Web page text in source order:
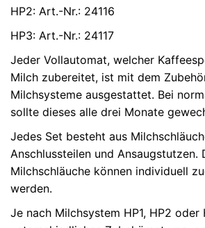
HP2: Art.-Nr.: 24116
HP3: Art.-Nr.: 24117
Jeder Vollautomat, welcher
Milch zubereitet, ist mit dem
Milchsysteme ausgestattet. Bei
sollte dieses alle drei Monate
Jedes Set besteht aus
Anschlussteilen und Ansaugstutzen.
Milchschläuche können individuell
werden.
Je nach Milchsystem HP1, HP2 oder